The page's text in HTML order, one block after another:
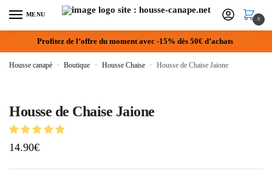
MENU
0
Profitez de l’offre du moment avec -15% dès 50€ d’achats
Housse canapé » Boutique » Housse Chaise » Housse de Chaise Jaione
Housse de Chaise Jaione
14.90€